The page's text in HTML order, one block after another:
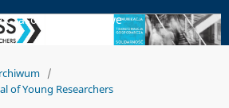
Czasopisma Naukowe
/
of Young Researchers